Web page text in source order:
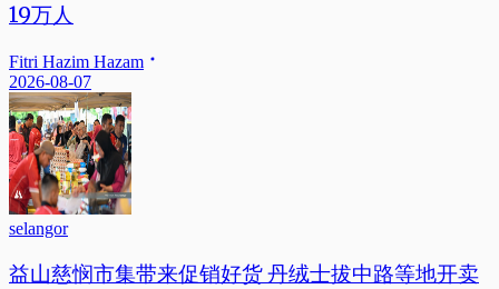
19万人
Fitri Hazim Hazam
2026-08-07
selangor
益山慈悯市集带来促销好货 丹绒士拔中路等地开卖